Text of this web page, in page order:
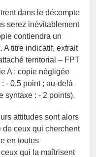
dans le décompte
serez inévitablement
contiendra un
A titre indicatif, extrait
territorial – FPT
A : copie négligée
- 0,5 point ; au-delà
syntaxe : - 2 points).
attitudes sont alors
de ceux qui cherchent
en toutes
qui la maîtrisent